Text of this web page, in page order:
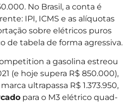
No Brasil, a conta é
IPI, ICMS e as alíquotas
sobre elétricos puros
de tabela de forma agressiva.
a gasolina estreou
(e hoje supera R$ 850.000),
ultrapassa R$ 1.373.950,
para o M3 elétrico quad-